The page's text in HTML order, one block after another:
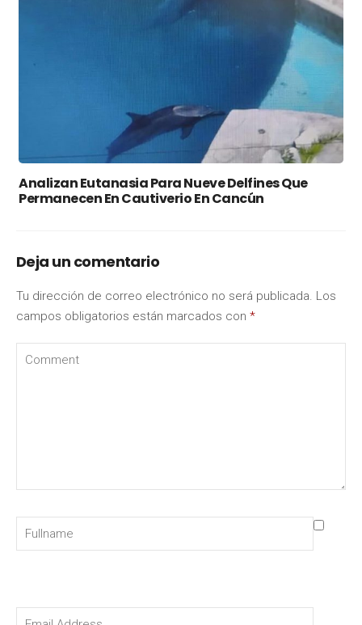
Analizan Eutanasia Para Nueve Delfines Que
Permanecen En Cautiverio En Cancún
Deja un comentario
Tu dirección de correo electrónico no será publicada. Los
campos obligatorios están marcados con *